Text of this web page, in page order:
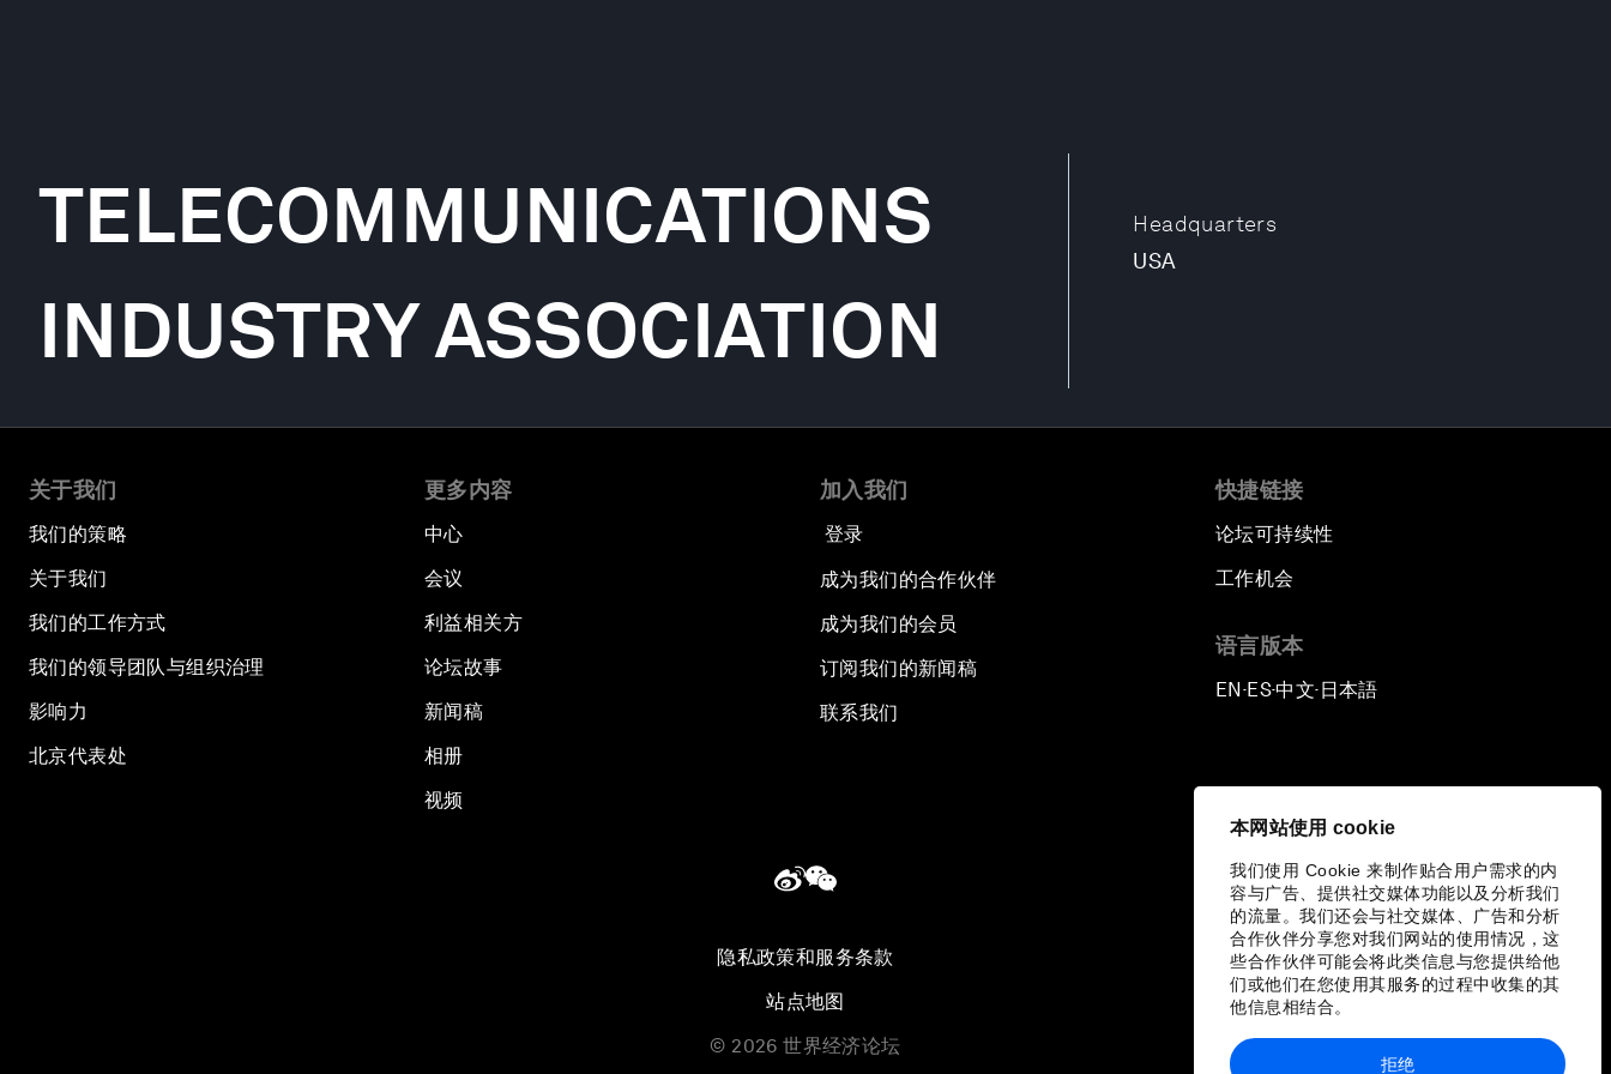
本网站使用 cookie
我们使用 Cookie 来制作贴合用户需求的内
容与广告、提供社交媒体功能以及分析我们
的流量。我们还会与社交媒体、广告和分析
合作伙伴分享您对我们网站的使用情况，这
些合作伙伴可能会将此类信息与您提供给他
们或他们在您使用其服务的过程中收集的其
他信息相结合。
拒绝
Headquarters
USA
TELECOMMUNICATIONS
INDUSTRY ASSOCIATION
关于我们
我们的策略
关于我们
我们的工作方式
我们的领导团队与组织治理
影响力
北京代表处
更多内容
中心
会议
利益相关方
论坛故事
新闻稿
相册
视频
加入我们
登录
成为我们的合作伙伴
成为我们的会员
订阅我们的新闻稿
联系我们
快捷链接
论坛可持续性
工作机会
语言版本
EN ▪ES▪中文▪ 日本語
隐私政策和服务条款
站点地图
© 2026 世界经济论坛